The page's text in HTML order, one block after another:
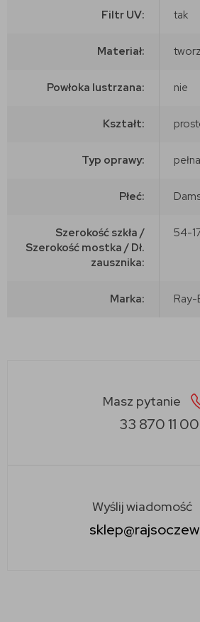
Filtr UV: tak
Materiał:
Powłoka lustrzana: nie
Kształt:
Typ oprawy: pełna
Płeć:
Szerokość szkła /
Szerokość mostka / Dł.
zausznika:
54-
Marka: Ray-
Masz pytanie
33 870 11 00
Wyślij wiadomość